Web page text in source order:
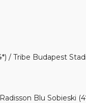
/ Tribe Budapest
Blu Sobieski